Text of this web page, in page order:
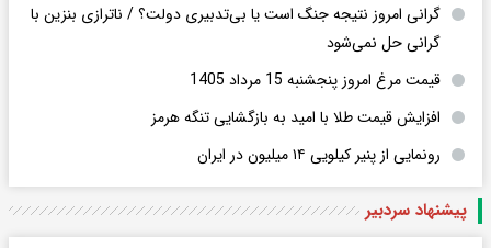
گرانی امروز نتیجه جنگ است یا بی‌تدبیری دولت؟ / ناترازی بنزین با
گرانی حل نمی‌شود
قیمت مرغ امروز پنجشنبه 15 مرداد 1405
افزایش قیمت طلا با امید به بازگشایی تنگه هرمز
رونمایی از پنیر کیلویی ۱۴ میلیون در ایران
پیشنهاد سردبیر